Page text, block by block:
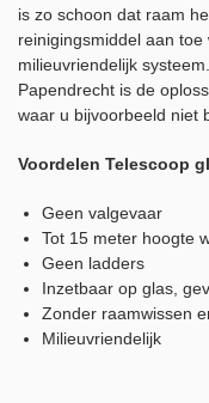
is zo schoon dat raam
reinigingsmiddel aan
milieuvriendelijk
Papendrecht is de
waar u bijvoorbeeld niet
Voordelen Telescoop
Geen valgevaar
Tot 15 meter hoogte
Geen ladders
Inzetbaar op glas,
Zonder raamwissen
Milieuvriendelijk